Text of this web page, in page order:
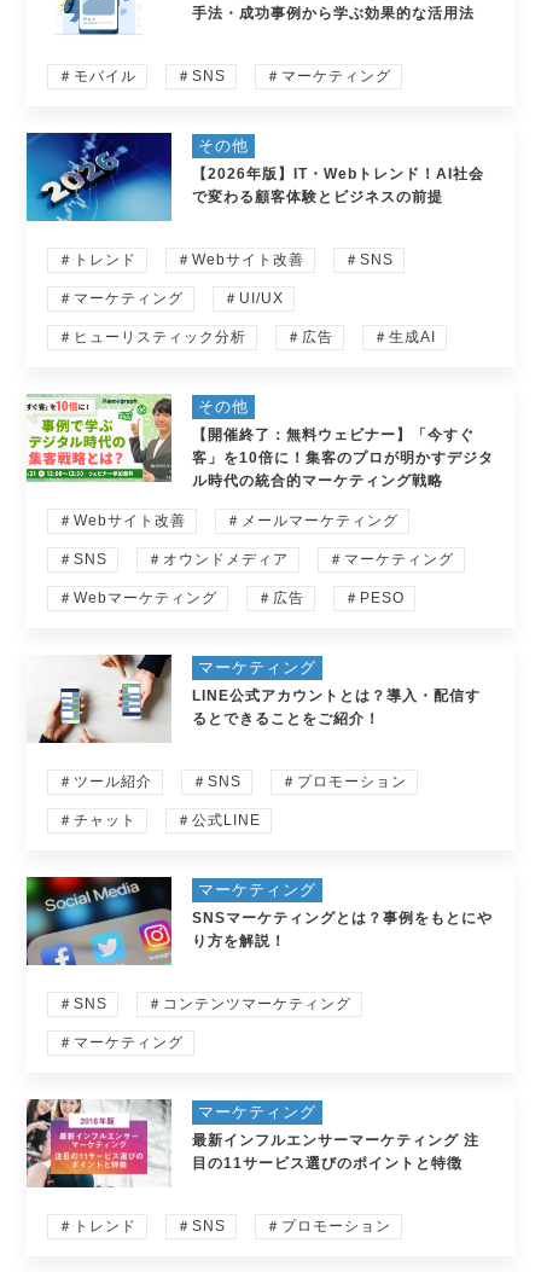
手法・成功事例から学ぶ効果的な活用法
＃モバイル ＃SNS ＃マーケティング
その他
【2026年版】IT・Webトレンド！AI社会
で変わる顧客体験とビジネスの前提
＃トレンド ＃Webサイト改善 ＃SNS
＃マーケティング ＃UI/UX
＃ヒューリスティック分析 ＃広告 ＃生成AI
その他
【開催終了：無料ウェビナー】「今すぐ
客」を10倍に！集客のプロが明かすデジタ
ル時代の統合的マーケティング戦略
＃Webサイト改善 ＃メールマーケティング
＃SNS ＃オウンドメディア ＃マーケティング
＃Webマーケティング ＃広告 ＃PESO
マーケティング
LINE公式アカウントとは？導入・配信す
るとできることをご紹介！
＃ツール紹介 ＃SNS ＃プロモーション
＃チャット ＃公式LINE
マーケティング
SNSマーケティングとは？事例をもとにや
り方を解説！
＃SNS ＃コンテンツマーケティング
＃マーケティング
マーケティング
最新インフルエンサーマーケティング 注
目の11サービス選びのポイントと特徴
＃トレンド ＃SNS ＃プロモーション